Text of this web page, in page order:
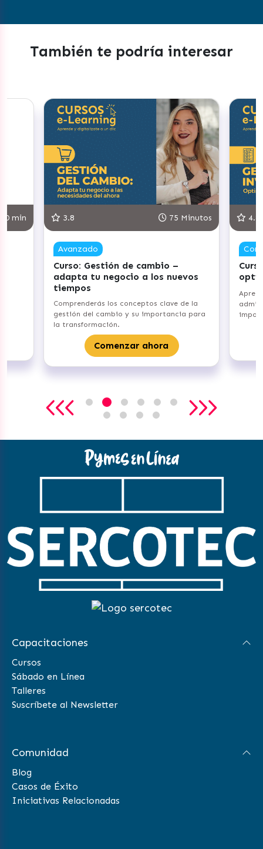
También te podría interesar
min 3.8 75 Minutos
Avanzado
Curso: Gestión de cambio –
adapta tu negocio a los nuevos
tiempos
Comprenderás los conceptos clave de la
gestión del cambio y su importancia para
la transformación.
Comenzar ahora
4.8
Capacitaciones
Cursos
Sábado en Línea
Talleres
Suscríbete al Newsletter
Comunidad
Blog
Casos de Éxito
Iniciativas Relacionadas